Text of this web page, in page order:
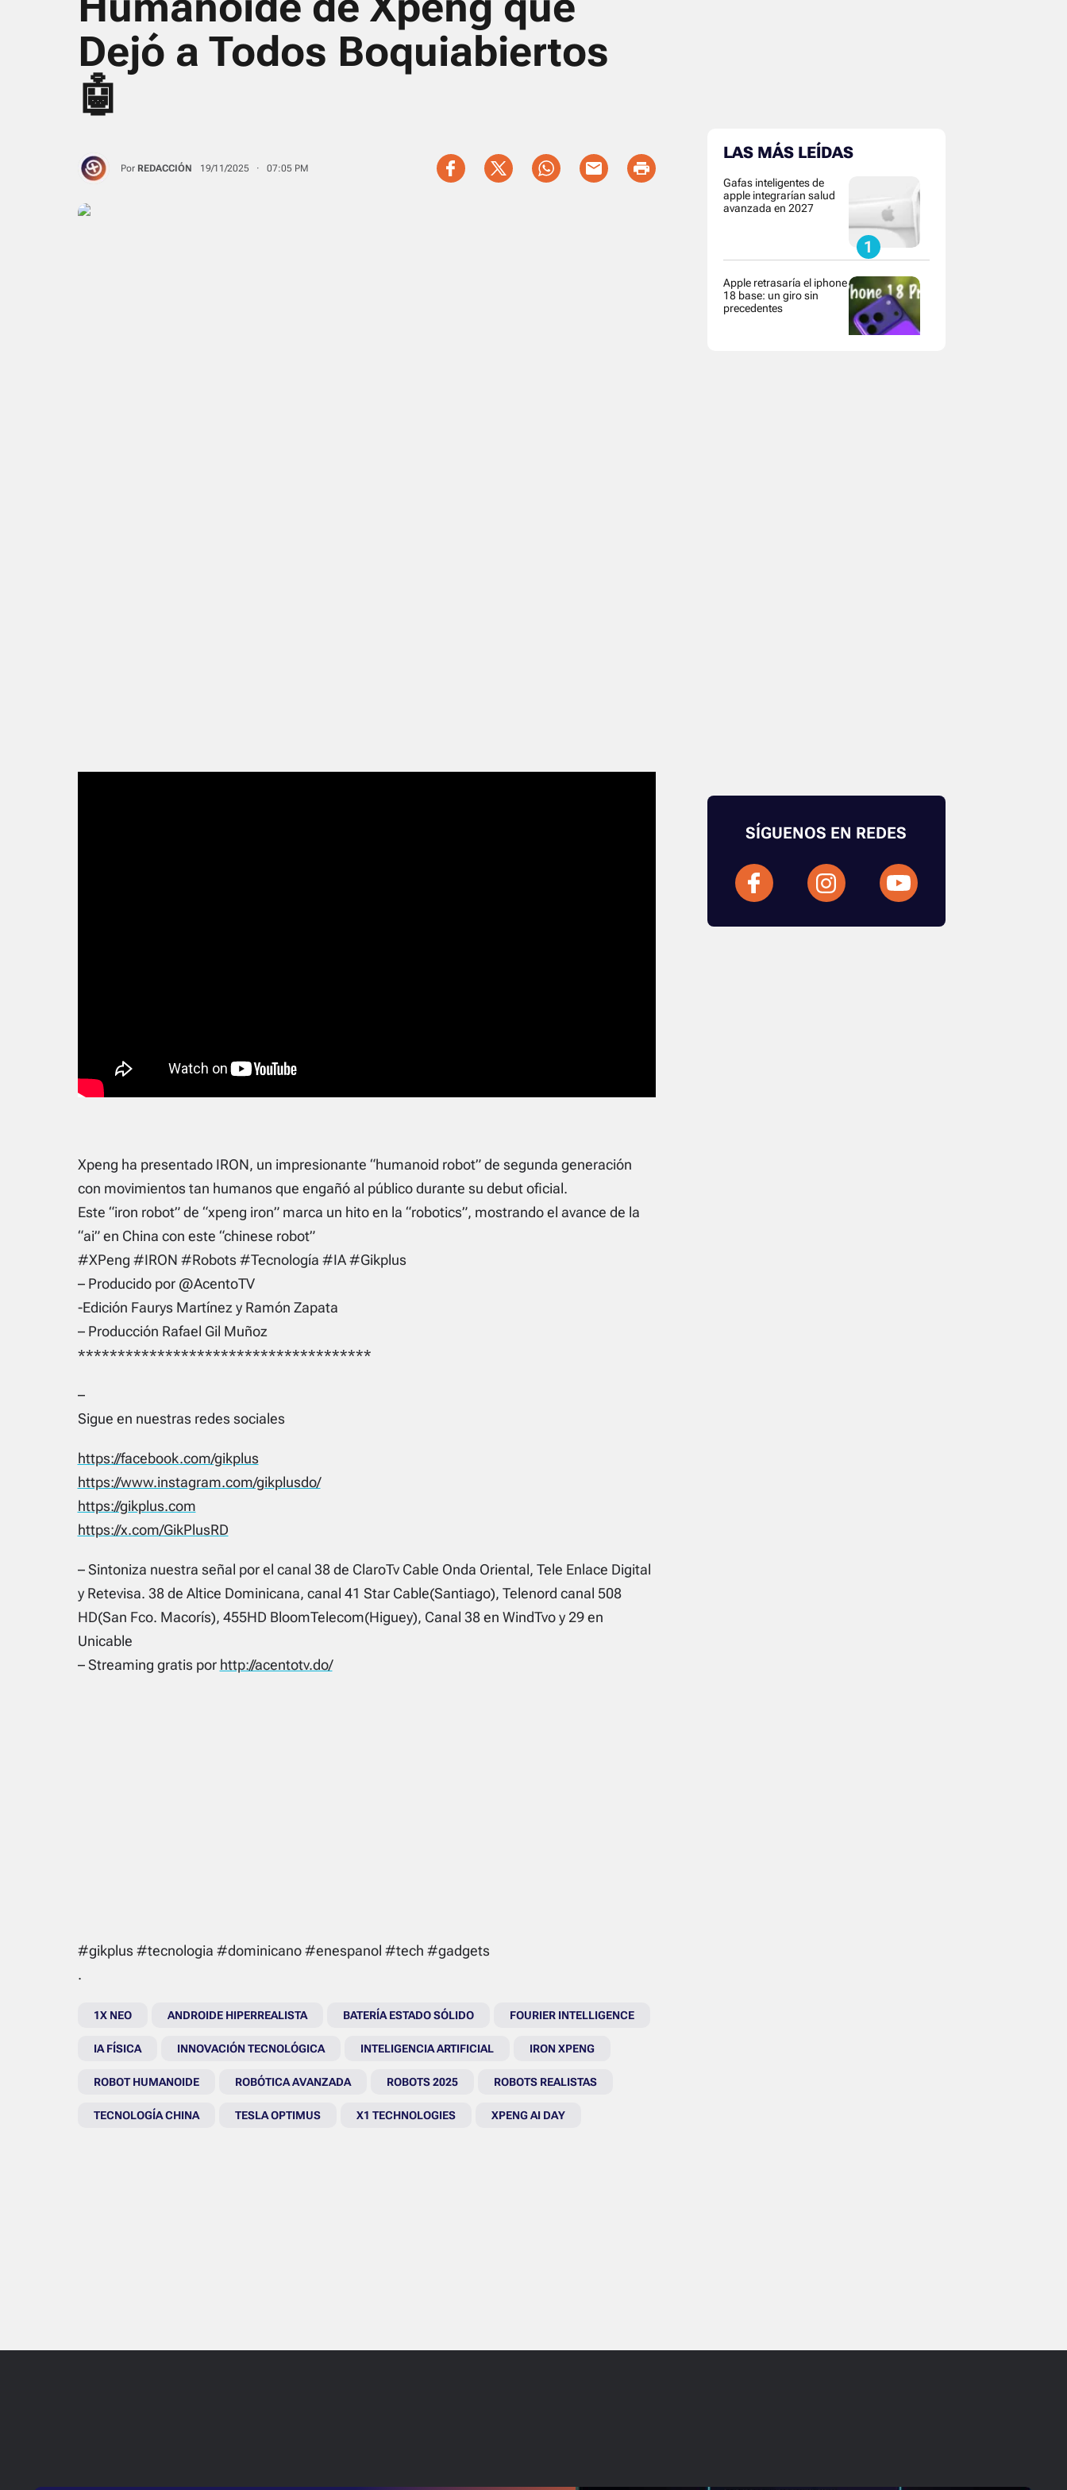
Dejó a Todos Boquiabiertos
🤖
Por REDACCIÓN 19/11/2025 · 07:05 PM
Xpeng ha presentado IRON, un impresionante “humanoid robot” de segunda generación
con movimientos tan humanos que engañó al público durante su debut oficial.
Este “iron robot” de “xpeng iron” marca un hito en la “robotics”, mostrando el avance de la
“ai” en China con este “chinese robot”
#XPeng #IRON #Robots #Tecnología #IA #Gikplus
– Producido por @AcentoTV
-Edición Faurys Martínez y Ramón Zapata
– Producción Rafael Gil Muñoz
*************************************
–
Sigue en nuestras redes sociales
https://facebook.com/gikplus
https://www.instagram.com/gikplusdo/
https://gikplus.com
https://x.com/GikPlusRD
– Sintoniza nuestra señal por el canal 38 de ClaroTv Cable Onda Oriental, Tele Enlace Digital
y Retevisa. 38 de Altice Dominicana, canal 41 Star Cable(Santiago), Telenord canal 508
HD(San Fco. Macorís), 455HD BloomTelecom(Higuey), Canal 38 en WindTvo y 29 en
Unicable
– Streaming gratis por http://acentotv.do/
#gikplus #tecnologia #dominicano #enespanol #tech #gadgets
.
1X NEO ANDROIDE HIPERREALISTA BATERÍA ESTADO SÓLIDO FOURIER INTELLIGENCE
IA FÍSICA INNOVACIÓN TECNOLÓGICA INTELIGENCIA ARTIFICIAL IRON XPENG
ROBOT HUMANOIDE ROBÓTICA AVANZADA ROBOTS 2025 ROBOTS REALISTAS
TECNOLOGÍA CHINA TESLA OPTIMUS X1 TECHNOLOGIES XPENG AI DAY
LAS MÁS LEÍDAS
Gafas inteligentes de
apple integrarían salud
avanzada en 2027
Apple retrasaría el iphone
18 base: un giro sin
precedentes
SÍGUENOS EN REDES